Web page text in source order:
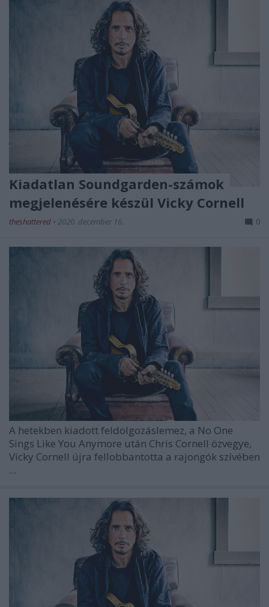
Kiadatlan Soundgarden-számok
megjelenésére készül Vicky Cornell
theshattered • 2020. december 16. 0
A hetekben kiadott feldolgozáslemez, a No One
Sings Like You Anymore után Chris Cornell özvegye,
Vicky Cornell újra fellobbantotta a rajongók szívében
...